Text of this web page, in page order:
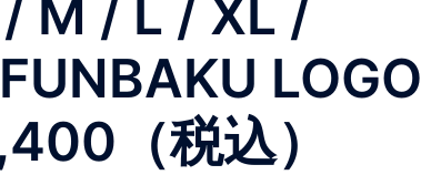
M / L / XL /
LOGO
（税込）